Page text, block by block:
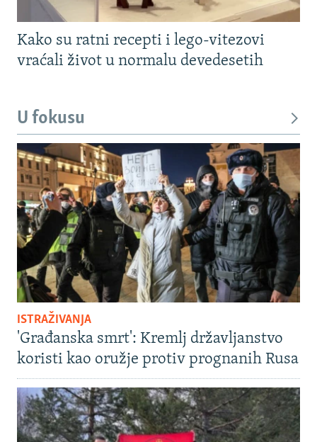
Kako su ratni recepti i lego-vitezovi
vraćali život u normalu devedesetih
U fokusu
ISTRAŽIVANJA
'Građanska smrt': Kremlj državljanstvo
koristi kao oružje protiv prognanih Rusa